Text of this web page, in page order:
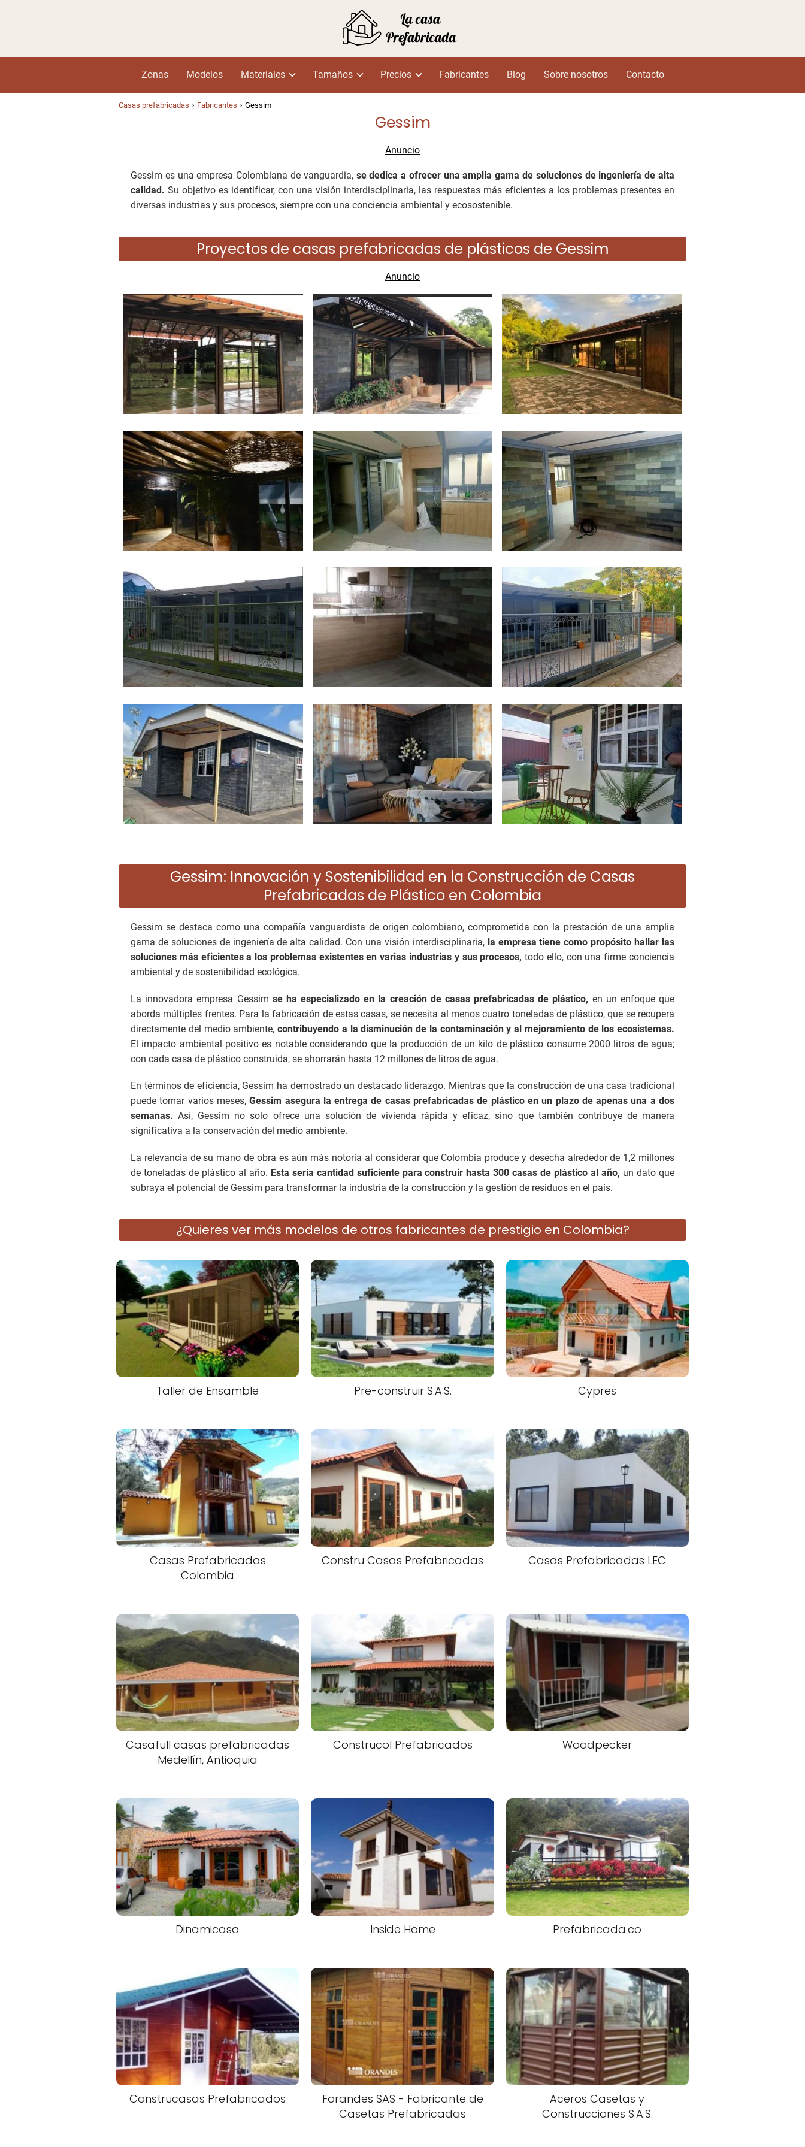
Zonas Modelos Materiales Tamaños Precios Fabricantes Blog Sobre nosotros Contacto
Casas prefabricadas Fabricantes Gessim
Gessim
Gessim es una empresa Colombiana de vanguardia, se dedica a ofrecer una amplia gama de soluciones de ingeniería de alta
calidad. Su objetivo es identificar, con una visión interdisciplinaria, las respuestas más eficientes a los problemas presentes en
diversas industrias y sus procesos, siempre con una conciencia ambiental y ecosostenible.
Proyectos de casas prefabricadas de plásticos de Gessim
Gessim: Innovación y Sostenibilidad en la Construcción de Casas
Prefabricadas de Plástico en Colombia
Gessim se destaca como una compañía vanguardista de origen colombiano, comprometida con la prestación de una amplia
gama de soluciones de ingeniería de alta calidad. Con una visión interdisciplinaria, la empresa tiene como propósito hallar las
soluciones más eficientes a los problemas existentes en varias industrias y sus procesos, todo ello, con una firme conciencia
ambiental y de sostenibilidad ecológica.
La innovadora empresa Gessim se ha especializado en la creación de casas prefabricadas de plástico, en un enfoque que
aborda múltiples frentes. Para la fabricación de estas casas, se necesita al menos cuatro toneladas de plástico, que se recupera
directamente del medio ambiente, contribuyendo a la disminución de la contaminación y al mejoramiento de los ecosistemas.
El impacto ambiental positivo es notable considerando que la producción de un kilo de plástico consume 2000 litros de agua;
con cada casa de plástico construida, se ahorrarán hasta 12 millones de litros de agua.
En términos de eficiencia, Gessim ha demostrado un destacado liderazgo. Mientras que la construcción de una casa tradicional
puede tomar varios meses,Gessim asegura la entrega de casas prefabricadas de plástico en un plazo de apenas una a dos
semanas. Así, Gessim no solo ofrece una solución de vivienda rápida y eficaz, sino que también contribuye de manera
significativa a la conservación del medio ambiente.
La relevancia de su mano de obra es aún más notoria al considerar que Colombia produce y desecha alrededor de 1,2 millones
de toneladas de plástico al año. Esta sería cantidad suficiente para construir hasta 300 casas de plástico al año, un dato que
subraya el potencial de Gessim para transformar la industria de la construcción y la gestión de residuos en el país.
¿Quieres ver más modelos de otros fabricantes de prestigio en Colombia?
Taller de Ensamble Pre-construir S.A.S. Cypres
Casas Prefabricadas
Colombia
Constru Casas Prefabricadas Casas Prefabricadas LEC
Casafull casas prefabricadas
Medellín, Antioquia
Construcol Prefabricados Woodpecker
Dinamicasa Inside Home Prefabricada.co
Construcasas Prefabricados
Forandes SAS - Fabricante de
Casetas Prefabricadas
Aceros Casetas y
Construcciones S.A.S.